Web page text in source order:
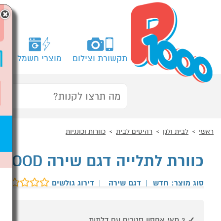
תקשורת וצילום מוצרי חשמל
ראשי לבית ולגן רהיטים לבית כוורות וכונניות
כוורת לתלייה דגם שירה HIGHWOOD
סוג מוצר: חדש | דגם שירה | דירוג גולשים
×